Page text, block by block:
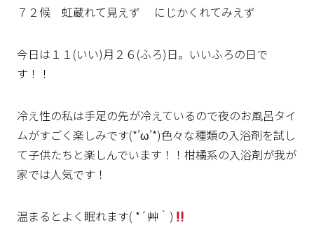
７２候 虹蔵れて見えず にじかくれてみえず
今日は１１(いい)月２６(ふろ)日。いいふろの日で
す！！
冷え性の私は手足の先が冷えているので夜のお風呂タイ
ムがすごく楽しみです(*’ω’*)色々な種類の入浴剤を試し
て子供たちと楽しんでいます！！柑橘系の入浴剤が我が
家では人気です！
温まるとよく眠れます( *´艸｀)